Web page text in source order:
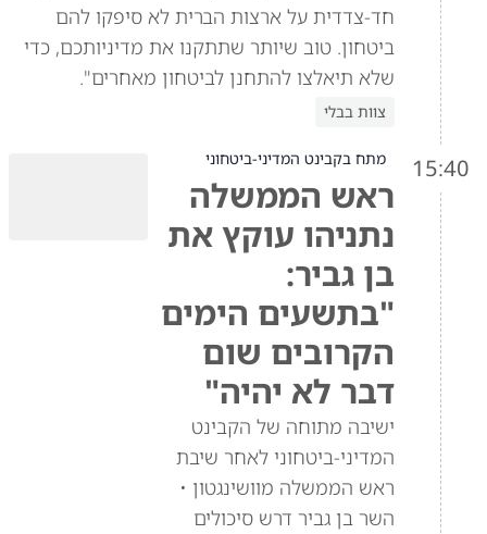
חד-צדדית על ארצות הברית לא סיפקו להם
ביטחון. טוב שיותר שתתקנו את מדיניותכם, כדי
שלא תיאלצו להתחנן לביטחון מאחרים".
צוות בבלי
15:40 מתח בקבינט המדיני-ביטחוני
ראש הממשלה
נתניהו עוקץ את
בן גביר:
"בתשעים הימים
הקרובים שום
דבר לא יהיה"
ישיבה מתוחה של הקבינט
המדיני-ביטחוני לאחר שיבת
ראש הממשלה מוושינגטון •
השר בן גביר דרש סיכולים